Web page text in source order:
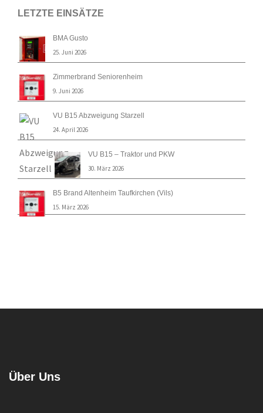
LETZTE EINSÄTZE
BMA Gusto
25. Juni 2026
Zimmerbrand Seniorenheim
9. Juni 2026
VU B15 Abzweigung Starzell
24. April 2026
VU B15 – Traktor und PKW
30. März 2026
B5 Brand Altenheim Taufkirchen (Vils)
15. März 2026
Über Uns